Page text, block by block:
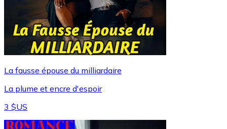
La fausse épouse du milliardaire
La plume et encre d'espoir
3 $US